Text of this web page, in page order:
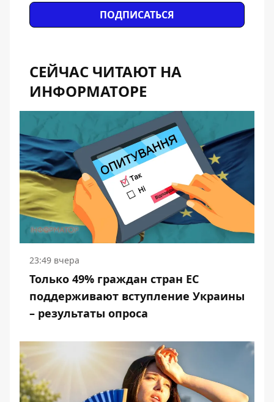
ПОДПИСАТЬСЯ
СЕЙЧАС ЧИТАЮТ НА
ИНФОРМАТОРЕ
23:49 вчера
Только 49% граждан стран ЕС
поддерживают вступление Украины
– результаты опроса